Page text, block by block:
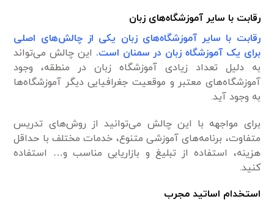
رقابت با سایر آموزشگاه‌های زبان
رقابت با سایر آموزشگاه‌های زبان یکی از چالش‌های اصلی
برای یک آموزشگاه زبان در سمنان است. این چالش می‌تواند
به دلیل تعداد زیادی آموزشگاه زبان در منطقه، وجود
آموزشگاه‌های معتبر و موقعیت جغرافیایی دیگر آموزشگاه‌ها
به وجود آید.
برای مواجهه با این چالش می‌توانید از روش‌های تدریس
متفاوت، برنامه‌های آموزشی متنوع، خدمات مختلف با حداقل
هزینه، استفاده از تبلیغ و بازاریابی مناسب و… استفاده
کنید.
استخدام اساتید مجرب